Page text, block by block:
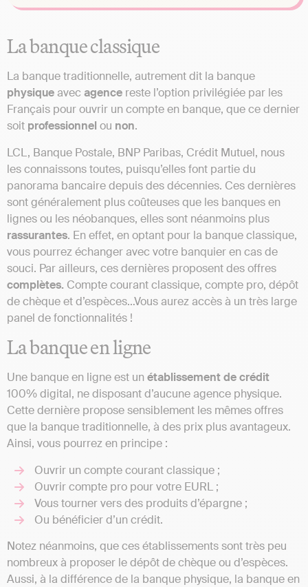
La banque classique
La banque traditionnelle, autrement dit la banque
physiqueavec agence reste l’option privilégiée par les
Français pour ouvrir un compte en banque, que ce dernier
soit professionnel ou non.
LCL, Banque Postale, BNP Paribas, Crédit Mutuel, nous
les connaissons toutes, puisqu’elles font partie du
panorama bancaire depuis des décennies. Ces dernières
sont généralement plus coûteuses que les banques en
lignes ou les néobanques, elles sont néanmoins plus
rassurantes. En effet, en optant pour la banque classique,
vous pourrez échanger avec votre banquier en cas de
souci. Par ailleurs, ces dernières proposent des offres
complètes. Compte courant classique, compte pro, dépôt
de chèque et d’espèces…Vous aurez accès à un très large
panel de fonctionnalités !
La banque en ligne
Une banque en ligne est un établissementdecrédit
100% digital, ne disposant d’aucune agence physique.
Cette dernière propose sensiblement les mêmes offres
que la banque traditionnelle, à des prix plus avantageux.
Ainsi, vous pourrez en principe :
Ouvrir un compte courant classique ;
Ouvrir compte pro pour votre EURL ;
Vous tourner vers des produits d’épargne ;
Ou bénéficier d’un crédit.
Notez néanmoins, que ces établissements sont très peu
nombreux à proposer le dépôt de chèque ou d’espèces.
Aussi, à la différence de la banque physique, la banque en